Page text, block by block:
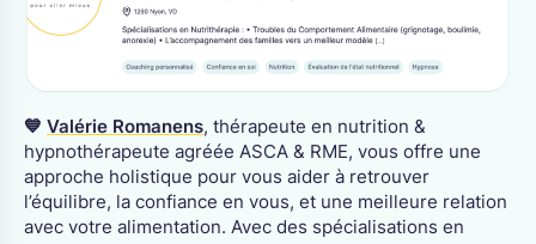
💙 Valérie Romanens, thérapeute en nutrition &
hypnothérapeute agréée ASCA & RME, vous offre une
approche holistique pour vous aider à retrouver
l’équilibre, la confiance en vous, et une meilleure relation
avec votre alimentation. Avec des spécialisations en